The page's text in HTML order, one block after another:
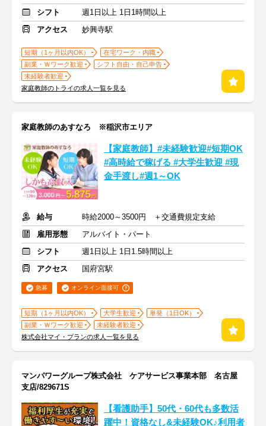
シフト
週1日以上 1日1時間以上
アクセス
妙興寺駅
短期（1ヶ月以内OK）
在宅ワーク・内職
副業・Ｗワーク歓迎
シフト自由・自己申告
未経験者歓迎
家庭教師のトライの求人一覧を見る
家庭教師のあすなろ ※稲沢市エリア
【家庭教師】#未経験歓迎#短期OK
#高時給で稼げる #大学生歓迎 #現
金手渡し#週1～OK
給与
時給2000～3500円 ＋交通費規定支給
雇用形態
アルバイト・パート
シフト
週1日以上 1日1.5時間以上
アクセス
国府宮駅
急募 オンライン面接可
短期（1ヶ月以内OK） 大学生歓迎
単発（1日OK）
副業・Ｗワーク歓迎
未経験者歓迎
株式会社マイ・プランの求人一覧を見る
マンパワーグループ株式会社 ケアサービス事業本部 名古屋
支店/829671S
【看護助手】50代・60代も多数活
躍中！資格なし&未経験OK♪利用者